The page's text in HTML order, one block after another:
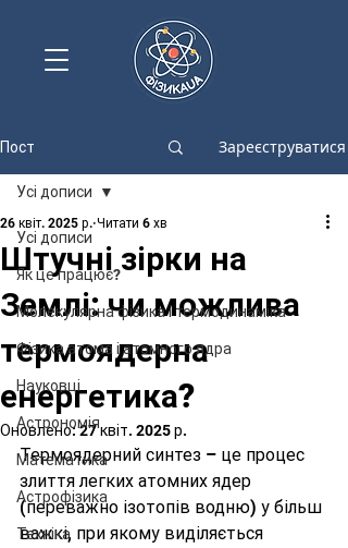
Пост Зареєструватися
Усі дописи
Як це працює?
Молекулярна фізика і термодинаміка
Фізика атома і атомного ядра
Науковці
Астрономія
Математика
Астрофізика
Техніка
Усі дописи
Штучні зірки на
Землі: чи можлива
термоядерна
енергетика?
26 квіт. 2025 р. Читати 6 хв
Оновлено:27 квіт. 2025 р.
Термоядерний синтез – це процес
злиття легких атомних ядер
(переважно ізотопів водню) у більш
важкі, при якому виділяється